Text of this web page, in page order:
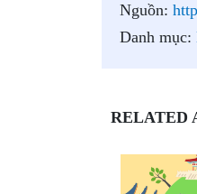
Nguồn:
Danh mục:
RELATED